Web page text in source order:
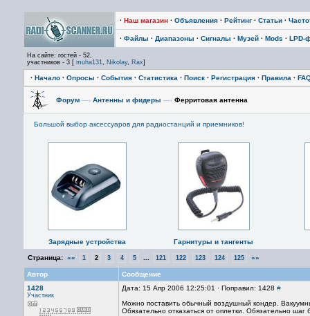
· Наш магазин · Объявления · Рейтинг · Статьи ·
· Файлы · Диапазоны · Сигналы · Музей · Mods · LPD-
На сайте: гостей - 52,
участников - 3 [ muha131, Nikolay, Rax]
· Начало · Опросы · События · Статистика · Поиск · Регистрация · Правила ·
Форум —› Антенны и фидеры —› Ферритовая антенна
Большой выбор аксессуаров для радиостанций и приемников!
Зарядные устройства Гарнитуры и тангенты
Страница: «« 1 2 3 4 5 121 122 123 124 125 »»
Автор
Сообщение
1428
Участник
Дата: 15 Апр 2006 12:25:01 · Поправил: 1428 #
Можно поставить обычный воздушный кондер.
Обязательно отказаться от оплетки. Обязательно